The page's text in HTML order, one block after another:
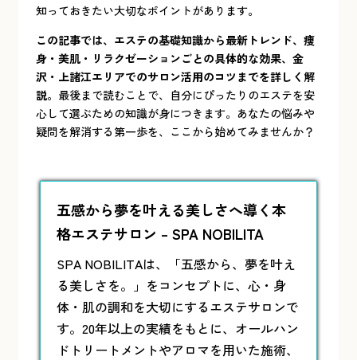
知っておきたい大切なポイントがあります。
この記事では、エステの基礎知識から最新トレンド、痩
身・美肌・リラクゼーションごとの具体的な効果、金
沢・上諸江エリアでのサロン活用のコツまでを詳しく解
説。最後まで読むことで、自分にぴったりのエステを安
心して選ぶための知識が身につきます。あなたの悩みや
疑問を解消する第一歩を、ここから始めてみませんか？
五感から夢を叶える美しさへ導く本
格エステサロン – SPA NOBILITA
SPA NOBILITAは、「五感から、夢を叶え
る美しさを。」をコンセプトに、心・身
体・肌の調和を大切にするエステサロンで
す。20年以上の実績をもとに、オールハン
ドトリートメントやアロマを用いた施術、